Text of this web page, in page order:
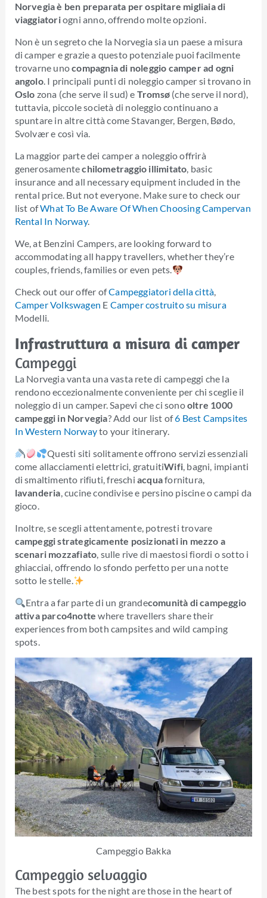
Norvegia è ben preparata per ospitare migliaia di
viaggiatoriogni anno, offrendo molte opzioni.
Non è un segreto che la Norvegia sia un paese a misura
di camper e grazie a questo potenziale puoi facilmente
trovarne unocompagnia di noleggio camper ad ogni
angolo. I principali punti di noleggio camper si trovano in
Oslo zona (che serve il sud) e Tromsø (che serve il nord),
tuttavia, piccole società di noleggio continuano a
spuntare in altre città come Stavanger, Bergen, Bødo,
Svolvær e così via.
La maggior parte dei camper a noleggio offrirà
generosamentechilometraggio illimitato, basic
insurance and all necessary equipment included in the
rental price. But not everyone. Make sure to check our
list ofWhat To Be Aware Of When Choosing Campervan
Rental In Norway.
We, at Benzini Campers, are looking forward to
accommodating all happy travellers, whether they’re
couples, friends, families or even pets.
Check out our offer ofCampeggiatori della città,
Camper Volkswagen E Camper costruito su misura
Modelli.
Infrastruttura a misura di camper
Campeggi
La Norvegia vanta una vasta rete di campeggi che la
rendono eccezionalmente conveniente per chi sceglie il
noleggio di un camper. Sapevi che ci sonooltre 1000
campeggi in Norvegia? Add our list of6 Best Campsites
In Western Norwayto your itinerary.
Questi siti solitamente offrono servizi essenziali
come allacciamenti elettrici, gratuitiWifi, bagni, impianti
di smaltimento rifiuti, freschiacquafornitura,
lavanderia, cucine condivise e persino piscine o campi da
gioco.
Inoltre, se scegli attentamente, potresti trovare
campeggi strategicamente posizionati in mezzo a
scenari mozzafiato, sulle rive di maestosi fiordi o sotto i
ghiacciai, offrendo lo sfondo perfetto per una notte
sotto le stelle.
Entra a far parte di un grandecomunità di campeggio
attiva parco4nottewhere travellers share their
experiences from both campsites and wild camping
spots.
Campeggio Bakka
Campeggio selvaggio
The best spots for the night are those in the heart of